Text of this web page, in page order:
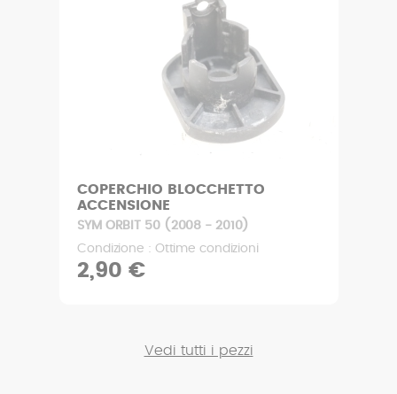
COPERCHIO BLOCCHETTO
ACCENSIONE
SYM ORBIT 50 (2008 - 2010)
Condizione : Ottime condizioni
2,90 €
Vedi tutti i pezzi